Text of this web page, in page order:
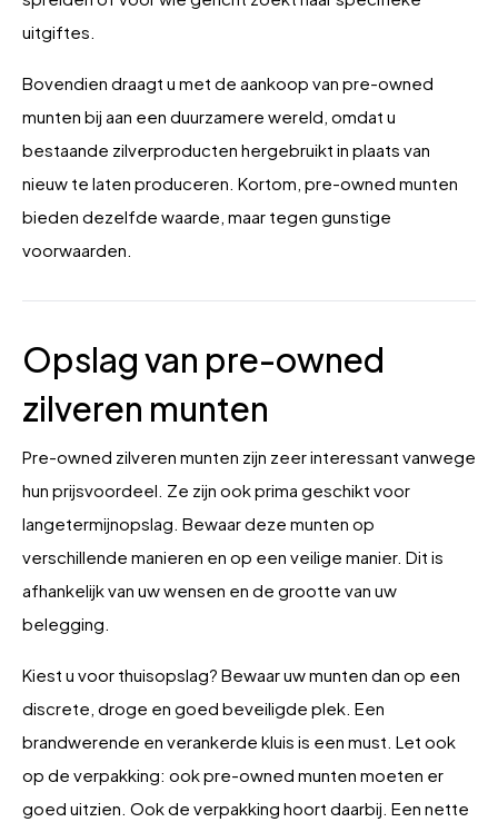
uitgiftes.
Bovendien draagt u met de aankoop van pre-owned
munten bij aan een duurzamere wereld, omdat u
bestaande zilverproducten hergebruikt in plaats van
nieuw te laten produceren. Kortom, pre-owned munten
bieden dezelfde waarde, maar tegen gunstige
voorwaarden.
Opslag van pre-owned
zilveren munten
Pre-owned zilveren munten zijn zeer interessant vanwege
hun prijsvoordeel. Ze zijn ook prima geschikt voor
langetermijnopslag. Bewaar deze munten op
verschillende manieren en op een veilige manier. Dit is
afhankelijk van uw wensen en de grootte van uw
belegging.
Kiest u voor thuisopslag? Bewaar uw munten dan op een
discrete, droge en goed beveiligde plek. Een
brandwerende en verankerde kluis is een must. Let ook
op de verpakking: ook pre-owned munten moeten er
goed uitzien. Ook de verpakking hoort daarbij. Een nette